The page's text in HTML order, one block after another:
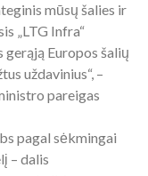
mūsų šalies ir
„LTG Infra“
Europos šalių
uždavinius“, –
pareigas
pagal sėkmingai
– dalis